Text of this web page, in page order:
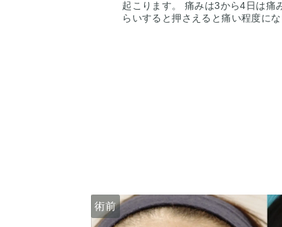
起こります。 痛みは3から4日は痛
らいすると押さえると痛い程度に
術前 術前